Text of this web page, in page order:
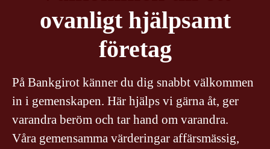
ovanligt hjälpsamt
företag
På Bankgirot känner du dig snabbt välkommen
in i gemenskapen. Här hjälps vi gärna åt, ger
varandra beröm och tar hand om varandra.
Våra gemensamma värderingar affärsmässig,